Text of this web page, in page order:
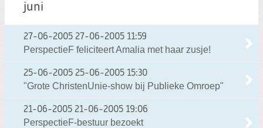
juni
27-06-2005 27-06-2005 11:59
PerspectieF feliciteert Amalia met haar zusje!
25-06-2005 25-06-2005 15:30
"Grote ChristenUnie-show bij Publieke Omroep"
21-06-2005 21-06-2005 19:06
PerspectieF-bestuur bezoekt